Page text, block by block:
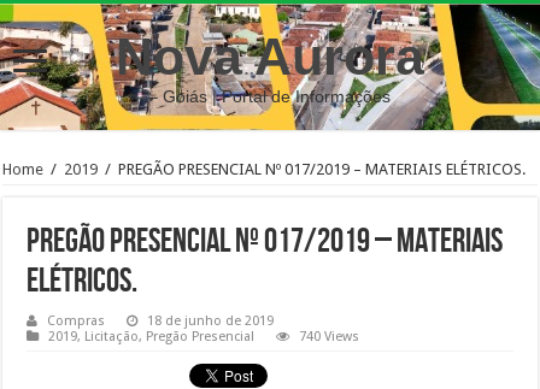
Nova Aurora
– Goiás | Portal de Informações
Home / 2019 / PREGÃO PRESENCIAL Nº 017/2019 – MATERIAIS ELÉTRICOS.
PREGÃO PRESENCIAL Nº 017/2019 – MATERIAIS
ELÉTRICOS.
Compras
18 de junho de 2019
2019, Licitação, Pregão Presencial 740 Views